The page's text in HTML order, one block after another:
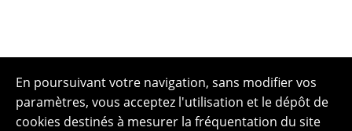
En poursuivant votre navigation, sans modifier vos
paramètres, vous acceptez l'utilisation et le dépôt de
cookies destinés à mesurer la fréquentation du site